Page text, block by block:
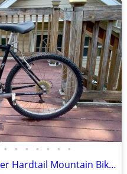
• • • • • • •
Classic Specialized Rockhopper Hardtail Mountain Bike (Size M)